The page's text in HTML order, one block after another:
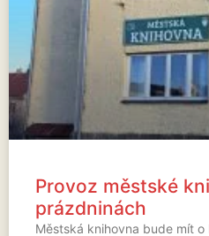
Provoz městské
prázdninách
Městská knihovna bude mít